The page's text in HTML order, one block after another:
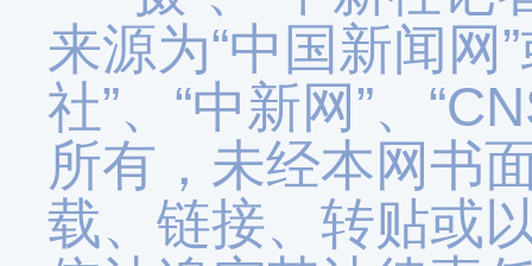
来源为“中国新闻网
社”、“中新网”、
所有，未经本网书
载、链接、转贴或